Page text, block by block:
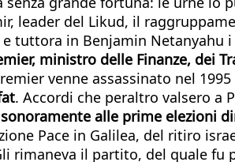
leader del Likud, il
tuttora in Benjamin
ministro delle Finanze, dei
venne assassinato nel
. Accordi che peraltro valsero a
alle prime elezioni
Pace in Galilea, del ritiro
rimaneva il partito, del quale